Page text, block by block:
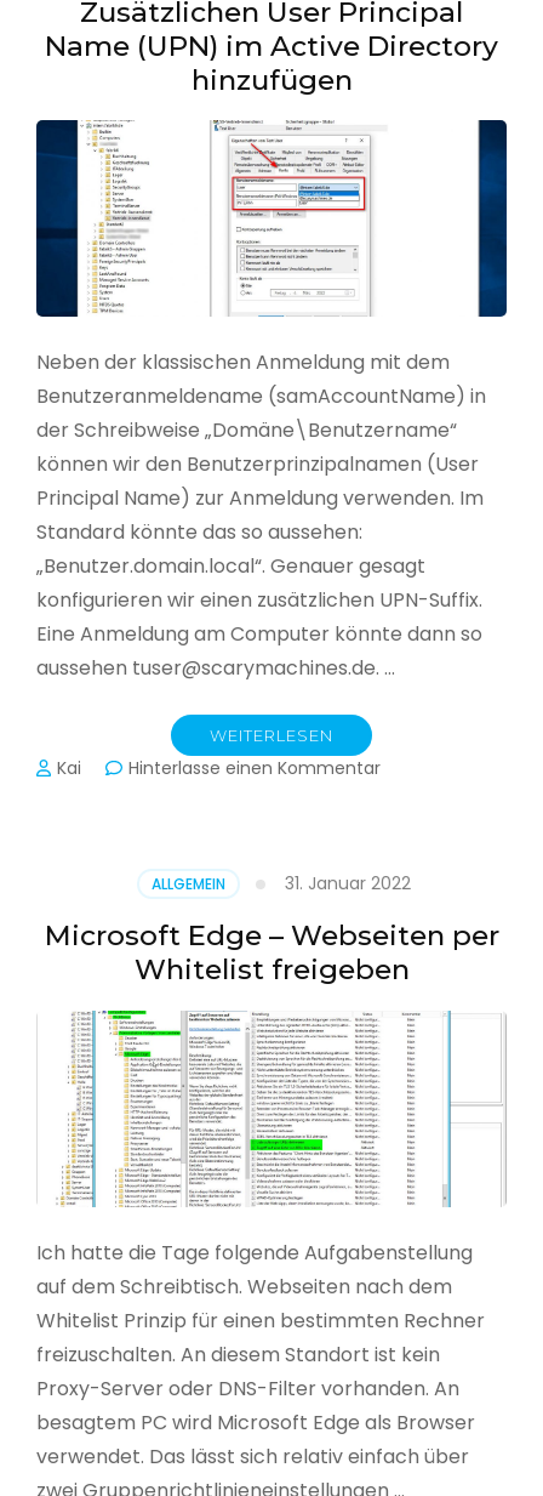
Zusätzlichen User Principal
Name (UPN) im Active Directory
hinzufügen
Neben der klassischen Anmeldung mit dem
Benutzeranmeldename (samAccountName) in
der Schreibweise „Domäne\Benutzername“
können wir den Benutzerprinzipalnamen (User
Principal Name) zur Anmeldung verwenden. Im
Standard könnte das so aussehen:
„Benutzer.domain.local“. Genauer gesagt
konfigurieren wir einen zusätzlichen UPN-Suffix.
Eine Anmeldung am Computer könnte dann so
aussehen tuser@scarymachines.de. …
WEITERLESEN
Kai Hinterlasse einen Kommentarzu
(UPN)
im
Active
Directory
ALLGEMEIN 31. Januar 2022
Microsoft Edge – Webseiten per
Whitelist freigeben
Ich hatte die Tage folgende Aufgabenstellung
auf dem Schreibtisch. Webseiten nach dem
Whitelist Prinzip für einen bestimmten Rechner
freizuschalten. An diesem Standort ist kein
Proxy-Server oder DNS-Filter vorhanden. An
besagtem PC wird Microsoft Edge als Browser
verwendet. Das lässt sich relativ einfach über